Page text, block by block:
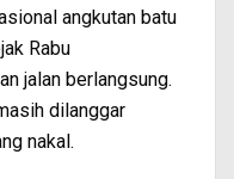
angkutan batu
Rabu
jalan berlangsung.
dilanggar
nakal.